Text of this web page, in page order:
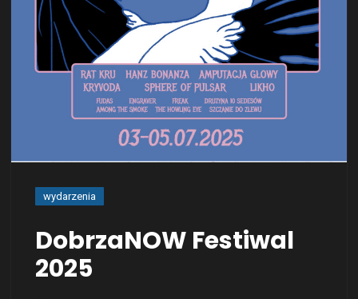
wydarzenia
DobrzaNOW Festiwal
2025